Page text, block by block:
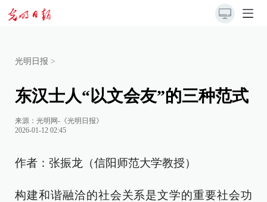
光明日报 >
东汉士人“以文会友”的三种范式
来源： 光明网-《光明日报》
2026-01-12 02:45
作者：张振龙（信阳师范大学教授）
构建和谐融洽的社会关系是文学的重要社会功